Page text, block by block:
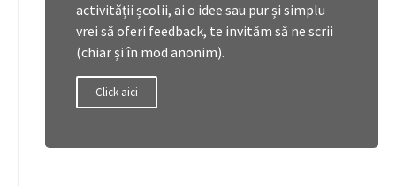
activității școlii, ai o idee sau pur și simplu
vrei să oferi feedback, te invităm să ne scrii
(chiar și în mod anonim).
Click aici